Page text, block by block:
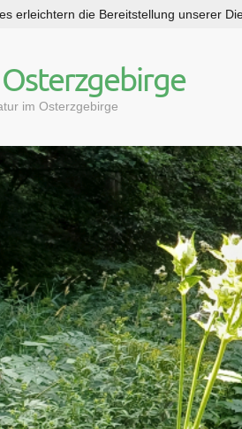
im Osterzgebirge
erleichtern die Bereitstellung unserer